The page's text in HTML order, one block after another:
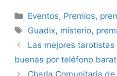
Categorías
Eventos, Premios,
Etiquetas
Guadix, misterio,
Las mejores
buenas por teléfono
Charla Comunitaria